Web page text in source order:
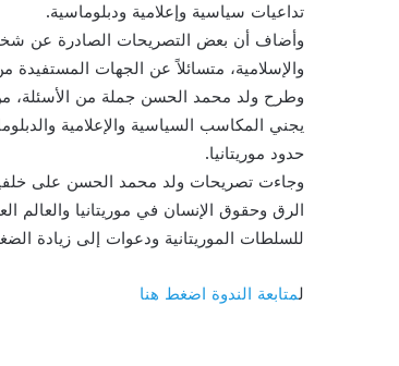
تداعيات سياسية وإعلامية ودبلوماسية.
وأضاف أن بعض التصريحات الصادرة عن
والإسلامية، متسائلاً عن الجهات
وطرح ولد محمد الحسن جملة من الأسئلة،
يجني المكاسب السياسية والإعلامية
حدود موريتانيا.
وجاءت تصريحات ولد محمد الحسن على خلفية
الرق وحقوق الإنسان في موريتانيا والعالم
للسلطات الموريتانية ودعوات إلى زيادة
لمتابعة الندوة اضغط هنا